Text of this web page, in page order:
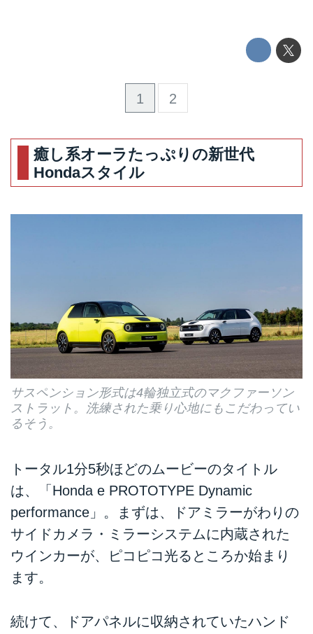
1 2
癒し系オーラたっぷりの新世代
Hondaスタイル
サスペンション形式は4輪独立式のマクファーソン
ストラット。洗練された乗り心地にもこだわってい
るそう。
トータル1分5秒ほどのムービーのタイトル
は、「Honda e PROTOTYPE Dynamic
performance」。まずは、ドアミラーがわりの
サイドカメラ・ミラーシステムに内蔵された
ウインカーが、ピコピコ光るところか始まり
ます。
続けて、ドアパネルに収納されていたハンド